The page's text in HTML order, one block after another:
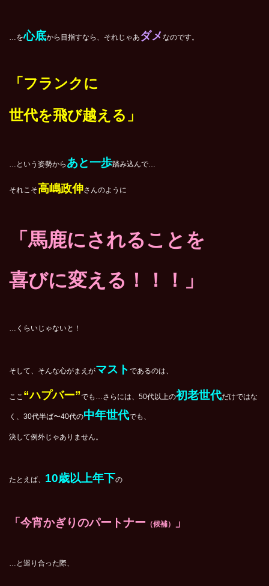
…を心底から目指すなら、それじゃあダメなのです。
「フランクに
世代を飛び越える」
…という姿勢から あと一歩踏み込んで…
それこそ高嶋政伸さんのように
「馬鹿にされることを
喜びに変える！！！」
…くらいじゃないと！
そして、そんな心がまえがマスト であるのは、
ここ “ハプバー”でも…さらには、50代以上の初老世代だけではな
く、 30代半ば〜40代の中年世代でも、
決して例外じゃありません。
たとえば、 10歳以上年下の
「今宵かぎりのパートナー （候補） 」
…と巡り合った際、